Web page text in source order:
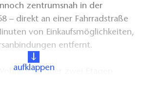
zentrumsnah in der
– direkt an einer Fahrradstraße
von Einkaufsmöglichkeiten,
entfernt.
über zwei Etagen
aufklappen